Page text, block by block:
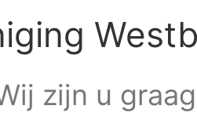
zijn u